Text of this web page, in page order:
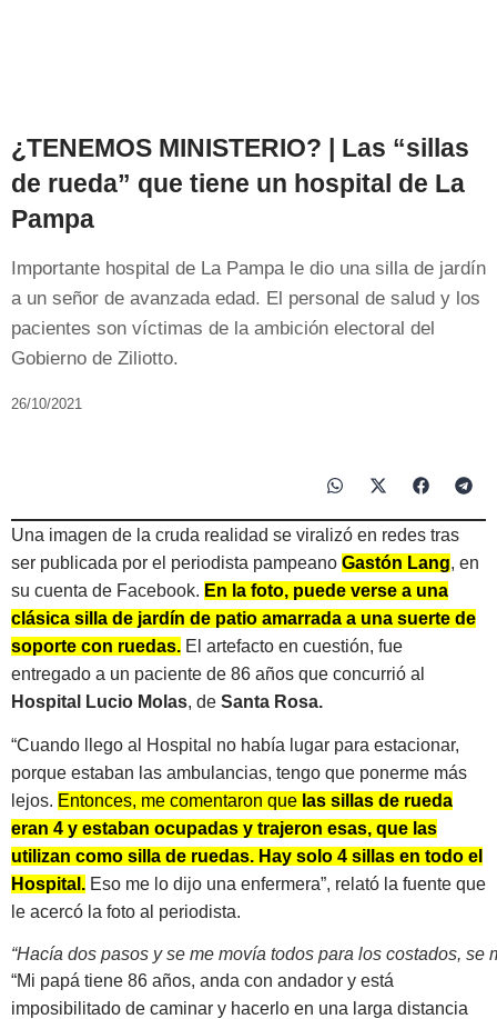
¿TENEMOS MINISTERIO? | Las “sillas
de rueda” que tiene un hospital de La
Pampa
Importante hospital de La Pampa le dio una silla de jardín
a un señor de avanzada edad. El personal de salud y los
pacientes son víctimas de la ambición electoral del
Gobierno de Ziliotto.
26/10/2021
Una imagen de la cruda realidad se viralizó en redes tras
ser publicada por el periodista pampeano Gastón Lang, en
su cuenta de Facebook. En la foto, puede verse a una
clásica silla de jardín de patio amarrada a una suerte de
soporte con ruedas. El artefacto en cuestión, fue
entregado a un paciente de 86 años que concurrió al
Hospital Lucio Molas, de Santa Rosa.
“Cuando llego al Hospital no había lugar para estacionar,
porque estaban las ambulancias, tengo que ponerme más
lejos. Entonces, me comentaron que las sillas de rueda
eran 4 y estaban ocupadas y trajeron esas, que las
utilizan como silla de ruedas. Hay solo 4 sillas en todo el
Hospital. Eso me lo dijo una enfermera”, relató la fuente que
le acercó la foto al periodista.
“Hacía dos pasos y se me movía todos para los costados, se
“Mi papá tiene 86 años, anda con andador y está
imposibilitado de caminar y hacerlo en una larga distancia